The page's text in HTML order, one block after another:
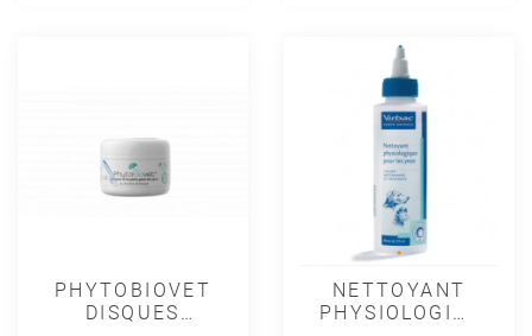
PHYTOBIOVET
DISQUES
NETTOYANT
PHYSIOLOGIQUE